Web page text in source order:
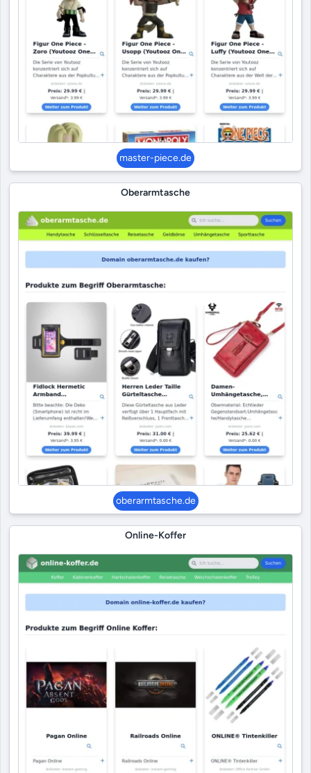
master-piece.de
Oberarmtasche
oberarmtasche.de
Online-Koffer